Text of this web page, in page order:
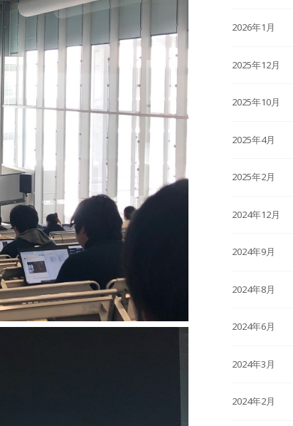
2026年1月
2025年12月
2025年10月
2025年4月
2025年2月
2024年12月
2024年9月
2024年8月
2024年6月
2024年3月
2024年2月